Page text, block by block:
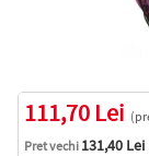
111,70 Lei
Pret vechi 131,40 Lei